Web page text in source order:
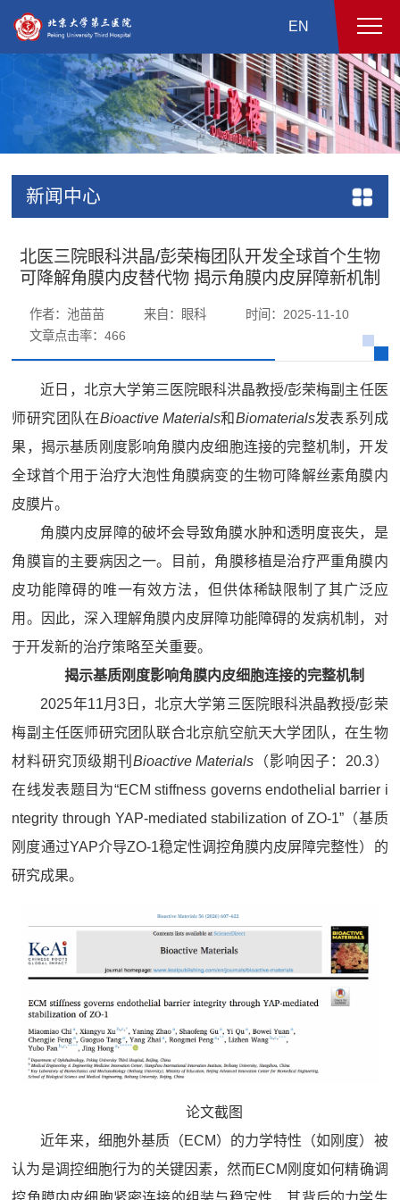
EN
新闻中心
北医三院眼科洪晶/彭荣梅团队开发全球首个生物
可降解角膜内皮替代物 揭示角膜内皮屏障新机制
作者：池苗苗 来自：眼科
时间：2025-11-10
文章点击率：466
近日，北京大学第三医院眼科洪晶教授/彭荣梅副主任医
师研究团队在Bioactive Materials和Biomaterials发表系列成
果，揭示基质刚度影响角膜内皮细胞连接的完整机制，开发
全球首个用于治疗大泡性角膜病变的生物可降解丝素角膜内
皮膜片。
角膜内皮屏障的破坏会导致角膜水肿和透明度丧失，是
角膜盲的主要病因之一。目前，角膜移植是治疗严重角膜内
皮功能障碍的唯一有效方法，但供体稀缺限制了其广泛应
用。因此，深入理解角膜内皮屏障功能障碍的发病机制，对
于开发新的治疗策略至关重要。
揭示基质刚度影响角膜内皮细胞连接的完整机制
2025年11月3日，北京大学第三医院眼科洪晶教授/彭荣
梅副主任医师研究团队联合北京航空航天大学团队，在生物
材料研究顶级期刊 Bioactive Materials （影响因子：20.3）
在线发表题目为“ECM stiffness governs endothelial barrier i
ntegrity through YAP-mediated stabilization of ZO-1”（基质
刚度通过YAP介导ZO-1稳定性调控角膜内皮屏障完整性）的
研究成果。
论文截图
近年来，细胞外基质（ECM）的力学特性（如刚度）被
认为是调控细胞行为的关键因素，然而ECM刚度如何精确调